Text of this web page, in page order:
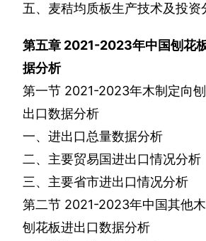
五、麦秸均质板生产技术及投资
第五章 2021-2023年中国刨花
据分析
第一节 2021-2023年木制定向
出口数据分析
一、进出口总量数据分析
二、主要贸易国进出口情况分析
三、主要省市进出口情况分析
第二节 2021-2023年中国其他
刨花板进出口数据分析